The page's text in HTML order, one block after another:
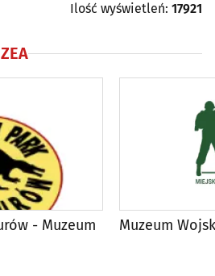
Ilość wyświetleń: 17921
- Muzeum
Muzeum